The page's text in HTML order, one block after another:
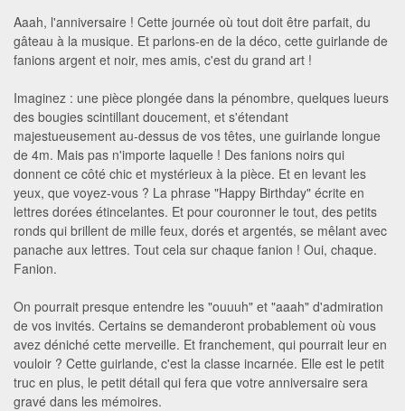
Aaah, l'anniversaire ! Cette journée où tout doit être parfait, du
gâteau à la musique. Et parlons-en de la déco, cette guirlande de
fanions argent et noir, mes amis, c'est du grand art !
Imaginez : une pièce plongée dans la pénombre, quelques lueurs
des bougies scintillant doucement, et s'étendant
majestueusement au-dessus de vos têtes, une guirlande longue
de 4m. Mais pas n'importe laquelle ! Des fanions noirs qui
donnent ce côté chic et mystérieux à la pièce. Et en levant les
yeux, que voyez-vous ? La phrase "Happy Birthday" écrite en
lettres dorées étincelantes. Et pour couronner le tout, des petits
ronds qui brillent de mille feux, dorés et argentés, se mêlant avec
panache aux lettres. Tout cela sur chaque fanion ! Oui, chaque.
Fanion.
On pourrait presque entendre les "ouuuh" et "aaah" d'admiration
de vos invités. Certains se demanderont probablement où vous
avez déniché cette merveille. Et franchement, qui pourrait leur en
vouloir ? Cette guirlande, c'est la classe incarnée. Elle est le petit
truc en plus, le petit détail qui fera que votre anniversaire sera
gravé dans les mémoires.